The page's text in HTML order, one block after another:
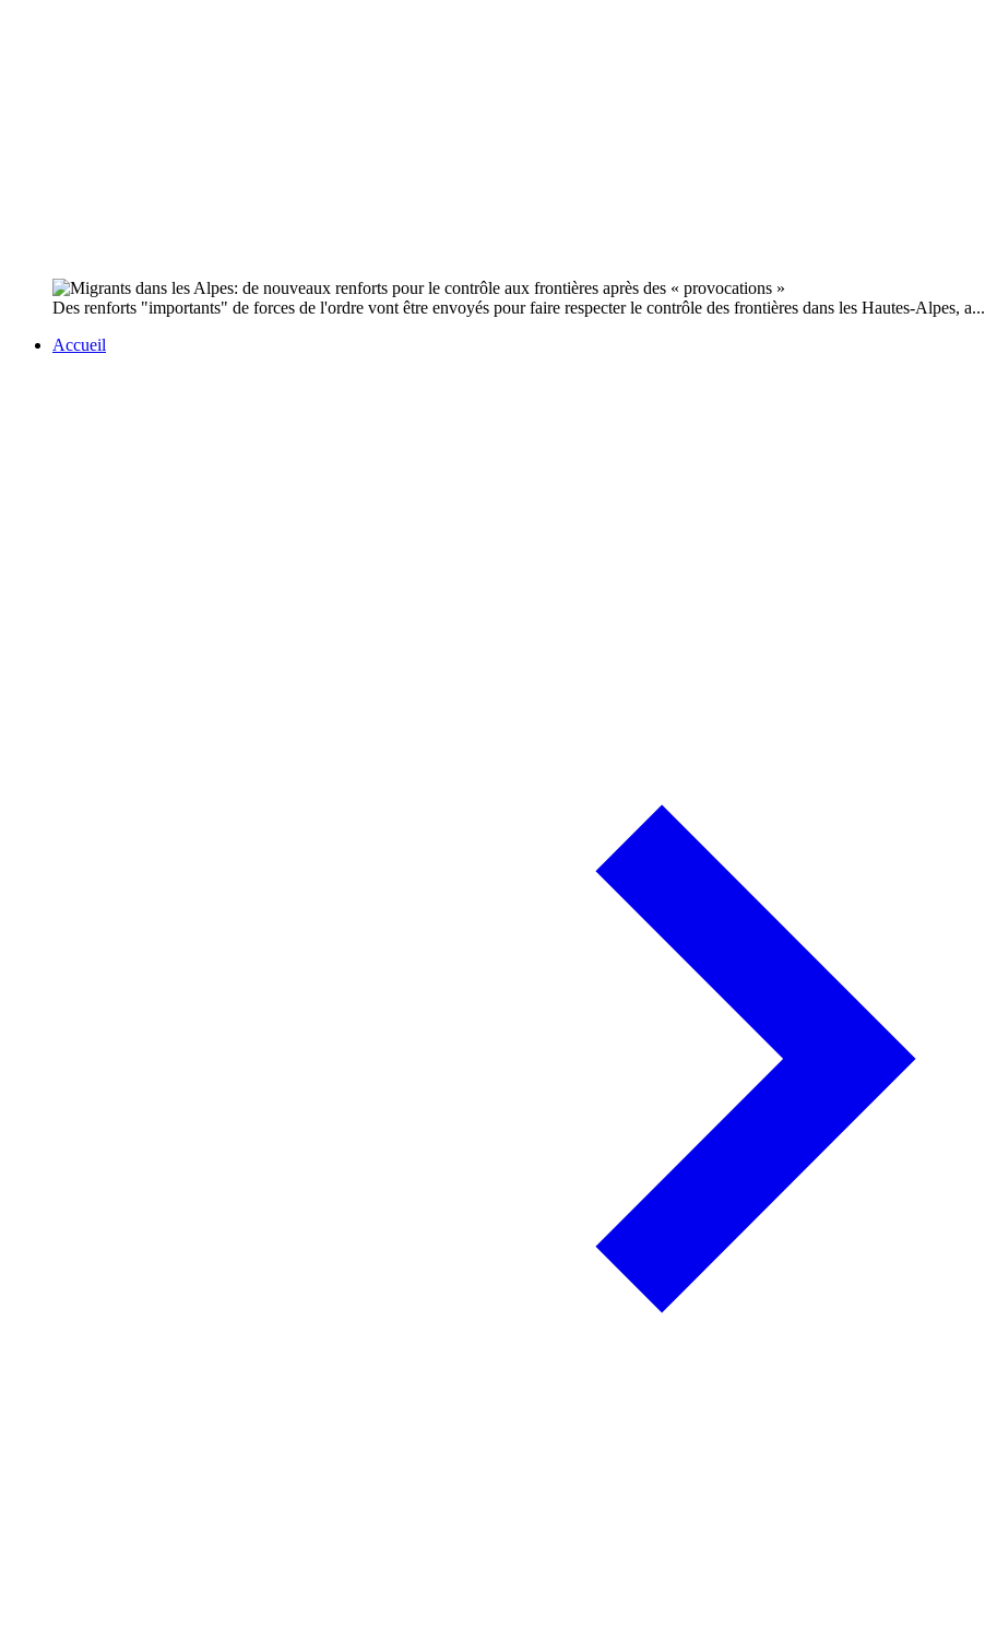
Des renforts "importants" de forces de l'ordre vont être envoyés pour faire respecter le contrôle des frontières dans les Hautes-Alpes, a...
Accueil